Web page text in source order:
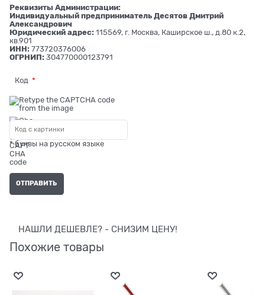
Реквизиты Администрации:
Индивидуальный предприниматель Десятов Дмитрий
Александрович
Юридический адрес: 115569, г. Москва, Каширское ш., д.80 к.2,
кв.901
ИНН: 773720376006
ОГРНИП: 304770000123791
Код
* буквы на русском языке
НАШЛИ ДЕШЕВЛЕ? - СНИЗИМ ЦЕНУ!
Похожие товары